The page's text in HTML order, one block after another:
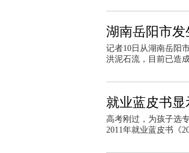
湖南岳阳市发
记者10日从湖南岳阳
洪泥石流，目前已造
就业蓝皮书显
高考刚过，为孩子选
2011年就业蓝皮书《